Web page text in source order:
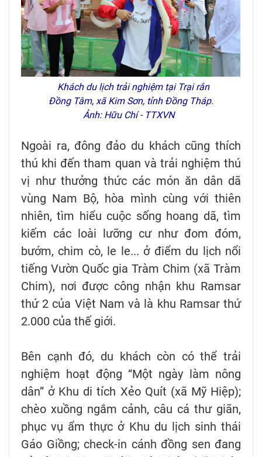
Khách du lịch trải nghiệm tại Trại rắn
Đồng Tâm, xã Kim Sơn, tỉnh Đồng Tháp.
Ảnh: Hữu Chí - TTXVN
Ngoài ra, đông đảo du khách cũng thích
thú khi đến tham quan và trải nghiệm thú
vị như thưởng thức các món ăn dân dã
vùng Nam Bộ, hòa mình cùng với thiên
nhiên, tìm hiểu cuộc sống hoang dã, tìm
kiếm các loài lưỡng cư như đom đóm,
bướm, chim cò, le le... ở điểm du lịch nổi
tiếng Vườn Quốc gia Tràm Chim (xã Tràm
Chim), nơi được công nhận khu Ramsar
thứ 2 của Việt Nam và là khu Ramsar thứ
2.000 của thế giới.
Bên cạnh đó, du khách còn có thể trải
nghiệm hoạt động “Một ngày làm nông
dân” ở Khu di tích Xẻo Quít (xã Mỹ Hiệp);
chèo xuồng ngắm cảnh, câu cá thư giãn,
phục vụ ẩm thực ở Khu du lịch sinh thái
Gáo Giồng; check-in cánh đồng sen đang